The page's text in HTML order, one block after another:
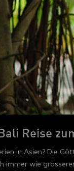
Reise
in Asien? Die
immer wie